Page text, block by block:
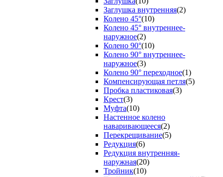
Заглушка внутренняя(2)
Колено 45°(10)
Колено 45° внутреннее-
наружное(2)
Колено 90°(10)
Колено 90° внутреннее-
наружное(3)
Колено 90° переходное(1)
Компенсирующая петля(5)
Пробка пластиковая(3)
Крест(3)
Муфта(10)
Настенное колено
наваривающееся(2)
Перекрещивание(5)
Редукция(6)
Редукция внутренняя-
наружная(20)
Тройник(10)